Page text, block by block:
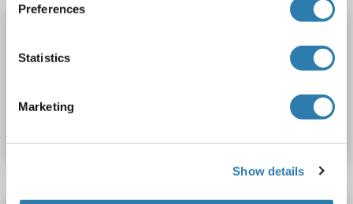
Preferences
Statistics
Marketing
Show details
DBP Reactivité: Humain
N° du produit ABIN1129101